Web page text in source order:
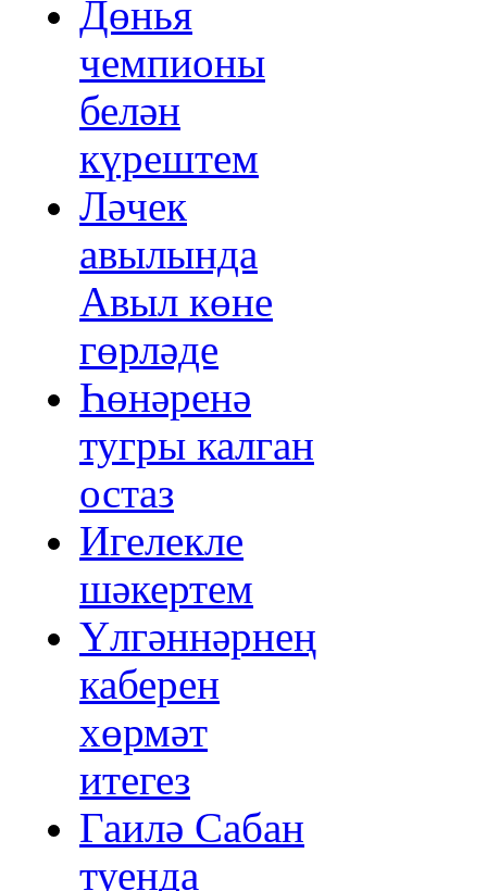
Дөнья
чемпионы
белән
күрештем
Ләчек
авылында
Авыл көне
гөрләде
Һөнәренә
тугры калган
остаз
Игелекле
шәкертем
Үлгәннәрнең
каберен
хөрмәт
итегез
Гаилә Сабан
туенда